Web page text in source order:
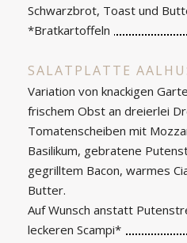
Schwarzbrot, Toast und
*Bratkartoffeln
SALATPLATTE
Variation von knackigen
frischem Obst an dreierlei
Tomatenscheiben mit
Basilikum, gebratene
gegrilltem Bacon, warmes
Butter.
Auf Wunsch anstatt
leckeren Scampi*